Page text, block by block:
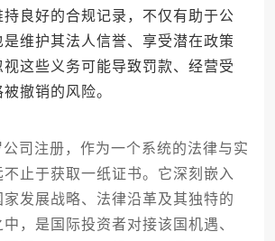
持良好的合规记录，不仅有助于公
维护其法人信誉、享受潜在政策
这些义务可能导致罚款、经营受
撤销的风险。
注册，作为一个系统的法律与实
止于获取一纸证书。它深刻嵌入
发展战略、法律沿革及其独特的
，是国际投资者对接该国机遇、